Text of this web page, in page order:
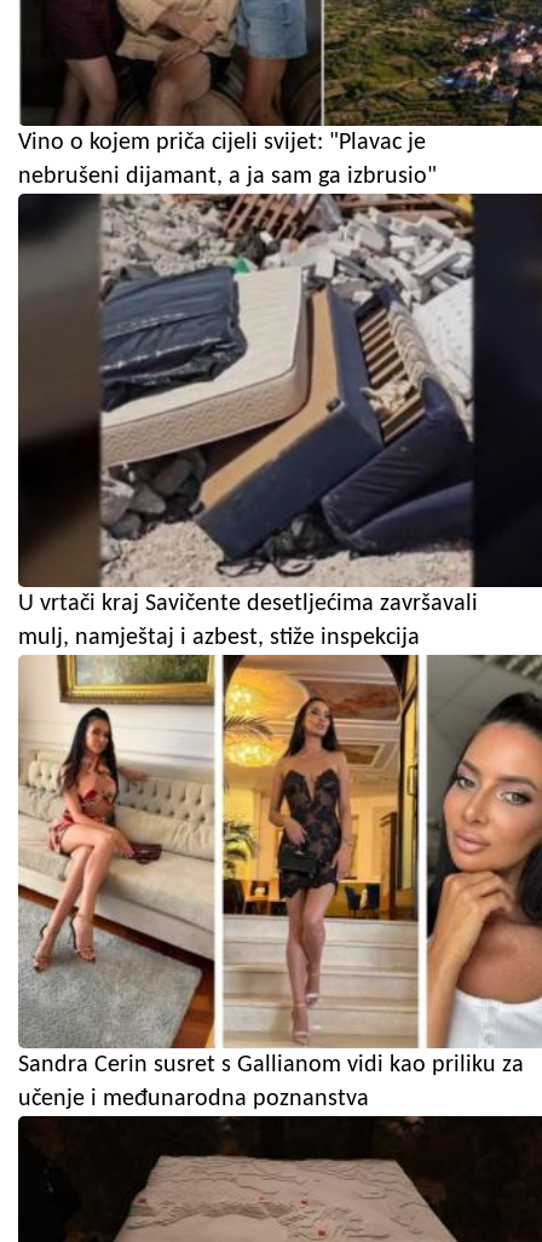
Vino o kojem priča cijeli svijet: "Plavac je
nebrušeni dijamant, a ja sam ga izbrusio"
U vrtači kraj Savičente desetljećima završavali
mulj, namještaj i azbest, stiže inspekcija
Sandra Cerin susret s Gallianom vidi kao priliku za
učenje i međunarodna poznanstva